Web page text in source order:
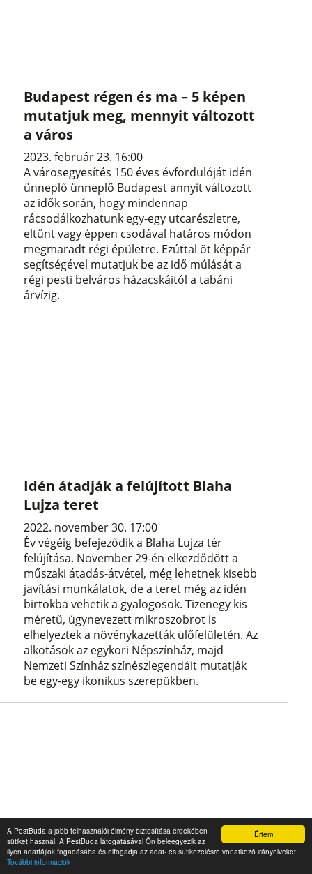
Értem
A PestBuda a jobb felhasználói élmény biztosítása érdekében
sütiket használ. A PestBuda látogatásával Ön beleegyezik az
ilyen adatfájlok fogadásába és elfogadja az adat- és sütikezelésre vonatkozó irányelveket.
További információk
Budapest régen és ma – 5 képen
mutatjuk meg, mennyit változott
a város
2023. február 23. 16:00
A városegyesítés 150 éves évfordulóját idén
ünneplő ünneplő Budapest annyit változott
az idők során, hogy mindennap
rácsodálkozhatunk egy-egy utcarészletre,
eltűnt vagy éppen csodával határos módon
megmaradt régi épületre. Ezúttal öt képpár
segítségével mutatjuk be az idő múlását a
régi pesti belváros házacskáitól a tabáni
árvízig.
Idén átadják a felújított Blaha
Lujza teret
2022. november 30. 17:00
Év végéig befejeződik a Blaha Lujza tér
felújítása. November 29-én elkezdődött a
műszaki átadás-átvétel, még lehetnek kisebb
javítási munkálatok, de a teret még az idén
birtokba vehetik a gyalogosok. Tizenegy kis
méretű, úgynevezett mikroszobrot is
elhelyeztek a növénykazetták ülőfelületén. Az
alkotások az egykori Népszínház, majd
Nemzeti Színház színészlegendáit mutatják
be egy-egy ikonikus szerepükben.
A Múzeumkert, ahol Petőfi is járt
– A szabadság, a szerelem, a